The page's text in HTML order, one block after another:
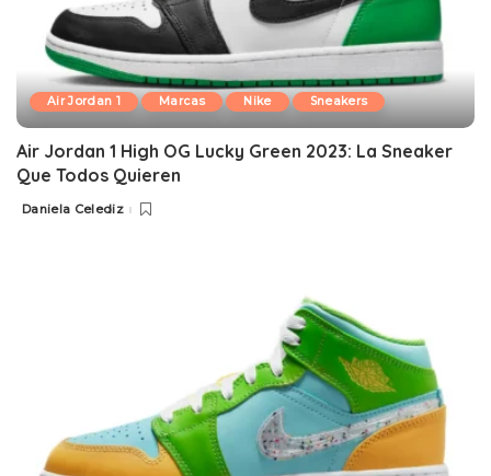
Air Jordan 1 Marcas Nike Sneakers
Air Jordan 1 High OG Lucky Green 2023: La Sneaker
Que Todos Quieren
Posted
Daniela Celediz